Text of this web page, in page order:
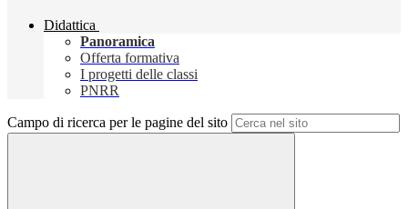
Didattica
Panoramica
Offerta formativa
I progetti delle classi
PNRR
Campo di ricerca per le pagine del sito